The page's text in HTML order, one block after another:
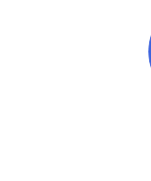
technologie
AI-
over AI,
van het